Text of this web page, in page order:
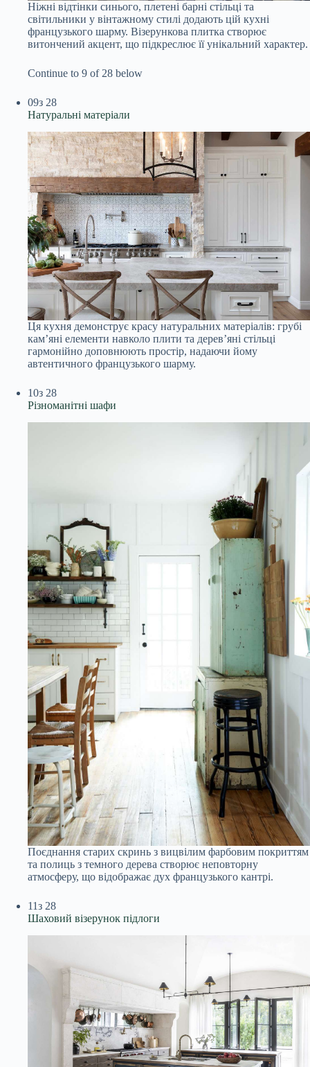
Ніжні відтінки синього, плетені барні стільці та
світильники у вінтажному стилі додають цій кухні
французького шарму. Візерункова плитка створює
витончений акцент, що підкреслює її унікальний характер.
Continue to 9 of 28 below
09з 28
Натуральні матеріали
Ця кухня демонструє красу натуральних матеріалів: грубі
кам’яні елементи навколо плити та дерев’яні стільці
гармонійно доповнюють простір, надаючи йому
автентичного французького шарму.
10з 28
Різноманітні шафи
Поєднання старих скринь з вицвілим фарбовим покриттям
та полиць з темного дерева створює неповторну
атмосферу, що відображає дух французького кантрі.
11з 28
Шаховий візерунок підлоги